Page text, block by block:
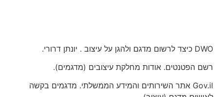
DWO כיצד לרשום מדגם ולהגן על עיצוב . יונתן דרורי.
רשם הפטנטים. אודות מחלקת עיצובים (מדגמים).
Gov.il אתר השירותים והמידע הממשלתי. מדגמים בקשה